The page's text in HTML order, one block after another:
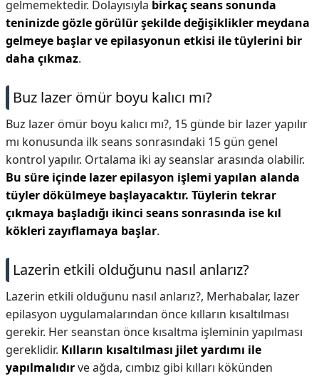
gelmemektedir. Dolayısıyla birkaç seans sonunda
teninizde gözle görülür şekilde değişiklikler meydana
gelmeye başlar ve epilasyonun etkisi ile tüylerini bir
daha çıkmaz.
Buz lazer ömür boyu kalıcı mı?
Buz lazer ömür boyu kalıcı mı?, 15 günde bir lazer yapılır
mı konusunda ilk seans sonrasındaki 15 gün genel
kontrol yapılır. Ortalama iki ay seanslar arasında olabilir.
Bu süre içinde lazer epilasyon işlemi yapılan alanda
tüyler dökülmeye başlayacaktır. Tüylerin tekrar
çıkmaya başladığı ikinci seans sonrasında ise kıl
kökleri zayıflamaya başlar.
Lazerin etkili olduğunu nasıl anlarız?
Lazerin etkili olduğunu nasıl anlarız?, Merhabalar, lazer
epilasyon uygulamalarından önce kılların kısaltılması
gerekir. Her seanstan önce kısaltma işleminin yapılması
gereklidir. Kılların kısaltılması jilet yardımı ile
yapılmalıdırve ağda, cımbız gibi kılları kökünden